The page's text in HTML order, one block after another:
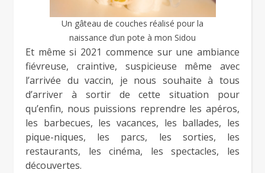
Un gâteau de couches réalisé pour la
naissance d’un pote à mon Sidou
Et même si 2021 commence sur une ambiance
fiévreuse, craintive, suspicieuse même avec
l’arrivée du vaccin, je nous souhaite à tous
d’arriver à sortir de cette situation pour
qu’enfin, nous puissions reprendre les apéros,
les barbecues, les vacances, les ballades, les
pique-niques, les parcs, les sorties, les
restaurants, les cinéma, les spectacles, les
découvertes.